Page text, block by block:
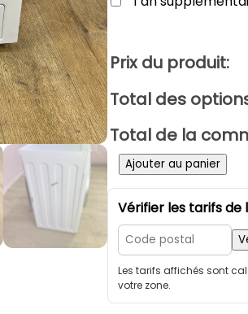
Prix du produit:
Total des
Total de la
q
u
t
é
Ajouter au panier
Vérifier les tarifs de
Les tarifs affichés sont
votre zone.